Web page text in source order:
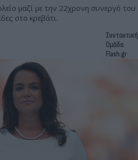
μαζί με την 22χρονη συνεργό του
στο κρεβάτι.
Συντακτική
Ομάδα
Flash.gr